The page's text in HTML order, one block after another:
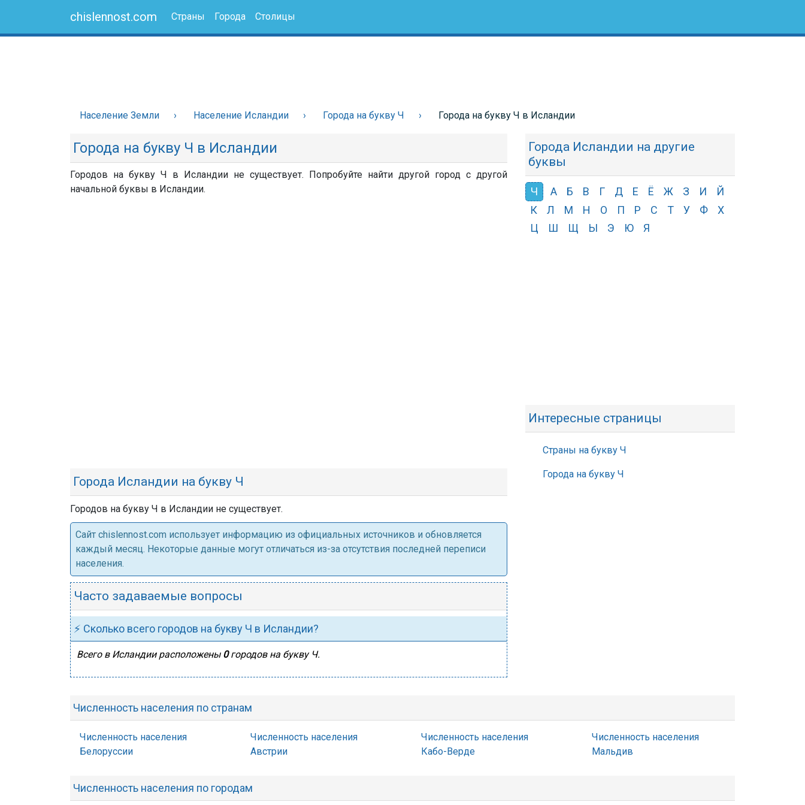
chislennost.com Страны Города Столицы
Население Земли Население Исландии Города на букву Ч Города на букву Ч в Исландии
Города на букву Ч в Исландии
Городов на букву Ч в Исландии не существует. Попробуйте найти другой город с другой
начальной буквы в Исландии.
Города Исландии на букву Ч
Городов на букву Ч в Исландии не существует.
Cайт chislennost.com использует информацию из официальных источников и обновляется
каждый месяц. Некоторые данные могут отличаться из-за отсутствия последней переписи
населения.
Часто задаваемые вопросы
⚡ Сколько всего городов на букву Ч в Исландии?
Всего в Исландии расположены 0городов на букву Ч.
Города Исландии на другие
буквы
Ч А Б В Г Д Е Ё Ж З И
Й
К
Л М Н О П Р С Т У Ф
Х
Ц
Ш Щ Ы Э Ю Я
Интересные страницы
Страны на букву Ч
Города на букву Ч
Численность населения по странам
Численность населения
Белоруссии
Численность населения
Австрии
Численность населения
Кабо-Верде
Численность населения
Мальдив
Численность населения по городам